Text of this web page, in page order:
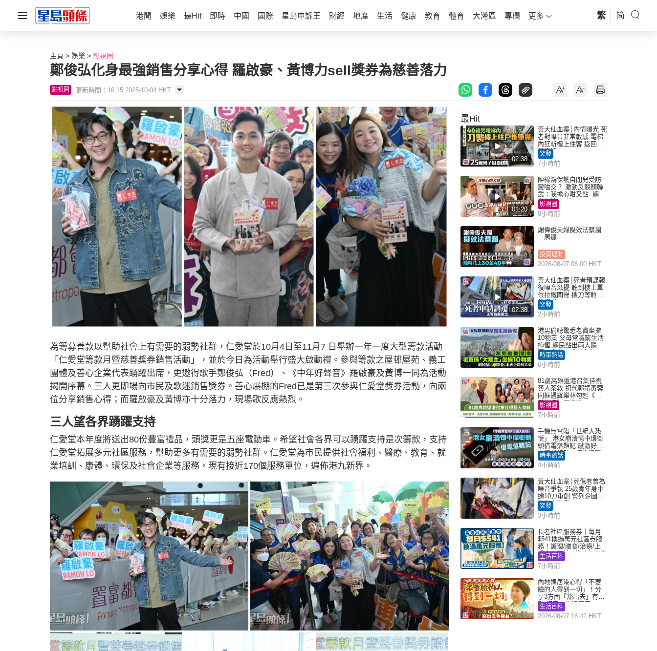
港聞 娛樂 最Hit 即時 中國 國際 星島申訴王 財經 地產 生活 健康 教育 體育 大灣區 專欄 更多 繁 简
主頁 娛樂 影視圈
鄭俊弘化身最強銷售分享心得 羅啟豪、黃博力sell獎券為慈善落力
影視圈 更新時間：16:15 2025-10-04 HKT
為籌募善款以幫助社會上有需要的弱勢社群，仁愛堂於10月4日至11月7 日舉辦一年一度大型籌款活動
「仁愛堂籌款月暨慈善獎券銷售活動」，並於今日為活動舉行盛大啟動禮。參與籌款之屋邨屋苑、義工
團體及善心企業代表踴躍出席，更邀得歌手鄭俊弘（Fred）、《中年好聲音》羅啟豪及黃博一同為活動
揭開序幕。三人更即場向市民及歌迷銷售獎券。善心爆棚的Fred已是第三次參與仁愛堂獎券活動，向兩
位分享銷售心得；而羅啟豪及黃博亦十分落力，現場歌反應熱烈。
三人望各界踴躍支持
仁愛堂本年度將送出80份豐富禮品，頭獎更是五座電動車。希望社會各界可以踴躍支持是次籌款，支持
仁愛堂拓展多元社區服務，幫助更多有需要的弱勢社群。仁愛堂為市民提供社會福利、醫療、教育、就
業培訓、康體、環保及社會企業等服務，現有接近170個服務單位，遍佈港九新界。
最Hit
02:38
黃大仙血案│內情曝光 死
者對噪音非常敏感 電梯
內狂斬樓上住客 返回住
所墮樓亡
突發
7小時前
01:20
陳錦鴻保護自閉兒受訪
變嗌交？ 激動反駁顏聯
武：我擔心咁又點 網民
批主持咄咄逼人
影視圈
8小時前
謝偉俊夫婦擬效法蔡瀾
｜周顯
投資理財
2026-08-07 06:00 HKT
02:38
黃大仙血案│死者預謀報
復噪音滋擾 聽到樓上單
位拉鐵閘聲 攜刀等𨋢伏
擊傷者
突發
2小時前
港男偷聽驚悉老竇坐擁
10物業 父母常喊窮生活
極慳 網民點出兩大隱
憂：未必是隱形富豪｜
Juicy叮
時事熱話
6小時前
81歲高雄返港召集佳視
藝人茶敘 初代郭靖黃蓉
同框遇羅樂林勾起《神
鵰俠侶》回憶殺
影視圈
7小時前
手機無電陷「世紀大恐
慌」 港女崩潰憶中環街
頭借電落難記 感激好心
人溫馨相助：這份溫暖
記一輩子｜Juicy叮
時事熱話
4小時前
黃大仙血案│死傷者曾為
噪音爭執 25歲青年身中
逾10刀重創 警列企圖謀
殺及自殺案
突發
3小時前
長者社區服務券｜每月
$541換過萬元社區券服
務！護理/膳食/治療/上門
或中心任揀 1條件免資產
審查（附申請資格及教
學）
生活百科
7小時前
內地媽居港心得「不要
臉的人得到一切」！分
享3方面「豁出去」有著
數 網民：你好厲害
生活百科
2026-08-07 16:42 HKT